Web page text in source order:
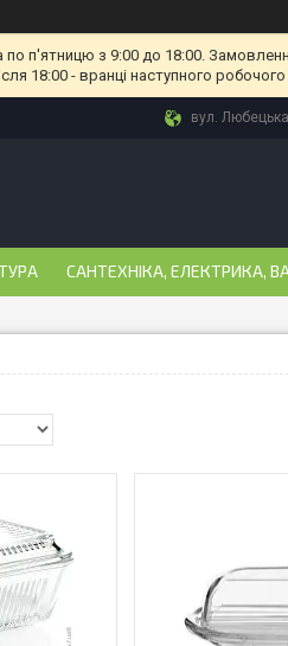
п'ятницю з 9:00 до 18:00.
18:00 - вранці наступного
вул.
САНТЕХНІКА, ЕЛЕКТРИКА,